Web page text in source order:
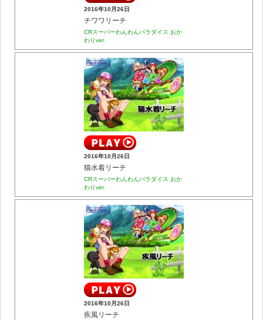
2016年10月26日
チワワリーチ
CRスーパーわんわんパラダイス おか
わりver.
2016年10月26日
猫水着リーチ
CRスーパーわんわんパラダイス おか
わりver.
2016年10月26日
疾風リーチ